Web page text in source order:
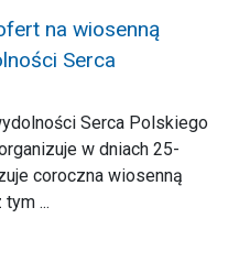
na wiosenną
Serca
Serca Polskiego
w dniach 25-
coroczna wiosenną
...